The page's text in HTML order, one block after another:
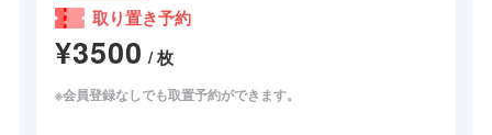
取り置き予約
¥3500 / 枚
※会員登録なしでも取置予約ができます。